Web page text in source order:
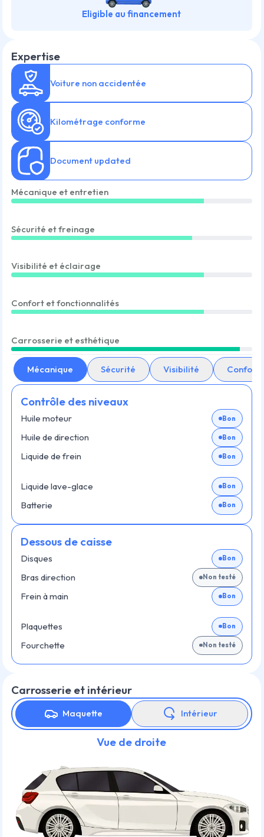
Eligible au financement
Expertise
Voiture non accidentée
Kilométrage conforme
Document updated
Mécanique et entretien
Sécurité et freinage
Visibilité et éclairage
Confort et fonctionnalités
Carrosserie et esthétique
Mécanique Sécurité Visibilité Confort
Contrôle des niveaux
Huile moteur Bon
Huile de direction Bon
Liquide de frein Bon
Liquide lave-glace Bon
Batterie Bon
Dessous de caisse
Disques Bon
Bras direction Non testé
Frein à main Bon
Plaquettes Bon
Fourchette Non testé
Carrosserie et intérieur
Maquette Intérieur
Vue de droite